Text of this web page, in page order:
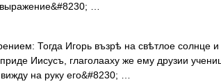
…
Тогда Игорь възрѣ на свѣтлое солнце и
Иисусъ, глаголааху же ему друзии
на руку его&#8230; …